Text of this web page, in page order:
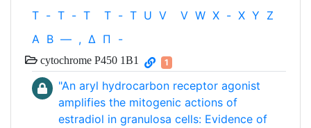
T - T - T T - T U V V W X - X Y Z
Α Β — , Δ Π -
cytochrome P450 1B1 1
"An aryl hydrocarbon receptor agonist
amplifies the mitogenic actions of
estradiol in granulosa cells: Evidence of